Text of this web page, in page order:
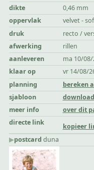
dikte
0,46 mm
oppervlak
velvet -
druk
recto /
afwerking
rillen
aanleveren
ma 10/
klaar op
vr 14/08/
planning
bereken
sjabloon
download
meer info
over dit
directe link
kopieer
▶︎postcard duna